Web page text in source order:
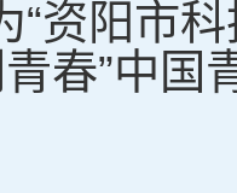
“资阳市
青春”中